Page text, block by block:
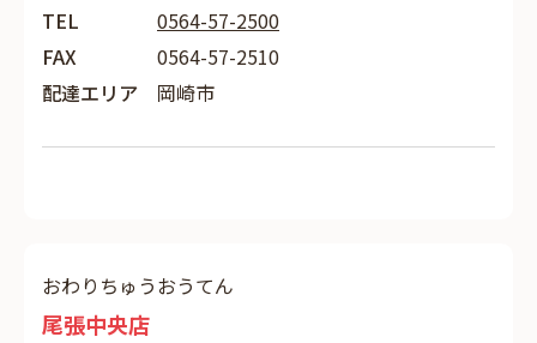
TEL
0564-57-2500
FAX
0564-57-2510
配達エリア
岡崎市
おわりちゅうおうてん
尾張中央店